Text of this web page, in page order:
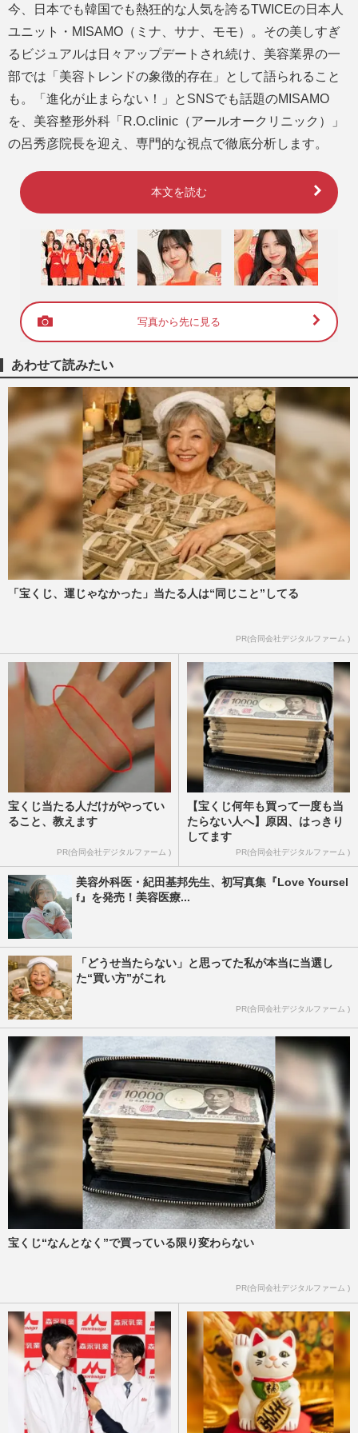
今、日本でも韓国でも熱狂的な人気を誇るTWICEの日本人
ユニット・MISAMO（ミナ、サナ、モモ）。その美しすぎ
るビジュアルは日々アップデートされ続け、美容業界の一
部では「美容トレンドの象徴的存在」として語られること
も。「進化が止まらない！」とSNSでも話題のMISAMO
を、美容整形外科「R.O.clinic（アールオークリニック）」
の呂秀彦院長を迎え、専門的な視点で徹底分析します。
本文を読む
写真から先に見る
あわせて読みたい
「宝くじ、運じゃなかった」当たる人は“同じこと”してる
PR(合同会社デジタルファーム )
宝くじ当たる人だけがやってい
ること、教えます
PR(合同会社デジタルファーム )
【宝くじ何年も買って一度も当
たらない人へ】原因、はっきり
してます
PR(合同会社デジタルファーム )
美容外科医・紀田基邦先生、初写真集『Love Yoursel
f』を発売！美容医療...
「どうせ当たらない」と思ってた私が本当に当選し
た“買い方”がこれ
PR(合同会社デジタルファーム )
宝くじ“なんとなく”で買っている限り変わらない
PR(合同会社デジタルファーム )